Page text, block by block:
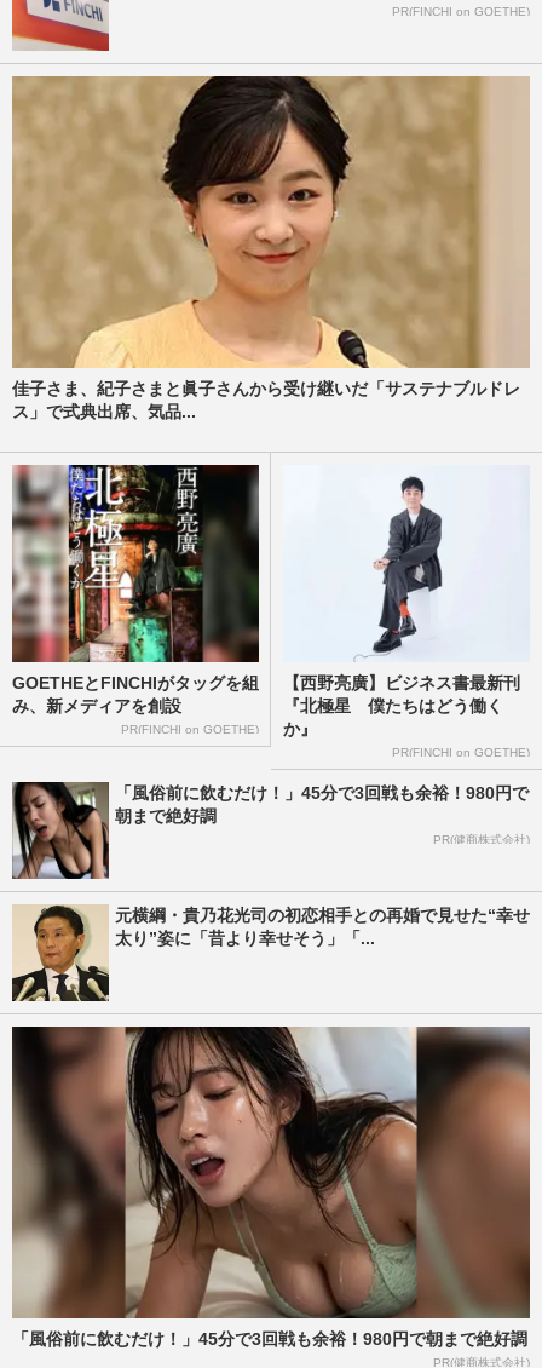
PR(FINCHI on GOETHE)
佳子さま、紀子さまと眞子さんから受け継いだ「サステナブルドレ
ス」で式典出席、気品...
GOETHEとFINCHIがタッグを組
み、新メディアを創設
PR(FINCHI on GOETHE)
【西野亮廣】ビジネス書最新刊
『北極星 僕たちはどう働く
か』
PR(FINCHI on GOETHE)
「風俗前に飲むだけ！」45分で3回戦も余裕！980円で
朝まで絶好調
PR(健商株式会社)
元横綱・貴乃花光司の初恋相手との再婚で見せた“幸せ
太り”姿に「昔より幸せそう」「...
「風俗前に飲むだけ！」45分で3回戦も余裕！980円で朝まで絶好調
PR(健商株式会社)